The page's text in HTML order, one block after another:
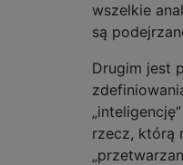
wszelkie
są
Drugim jest
rzecz, którą